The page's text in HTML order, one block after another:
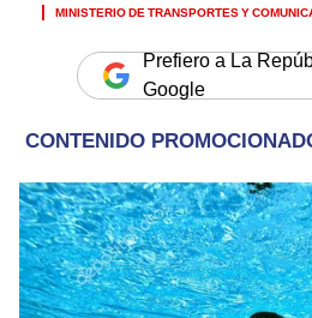
MINISTERIO DE TRANSPORTES Y
Prefiero a La
Google